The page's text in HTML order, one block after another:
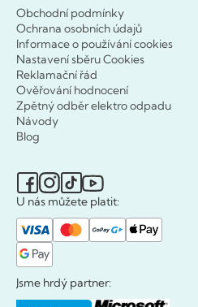
Obchodní podmínky
Ochrana osobních údajů
Informace o používání cookies
Nastavení sběru Cookies
Reklamační řád
Ověřování hodnocení
Zpětný odběr elektro odpadu
Návody
Blog
U nás můžete platit:
Jsme hrdý partner: